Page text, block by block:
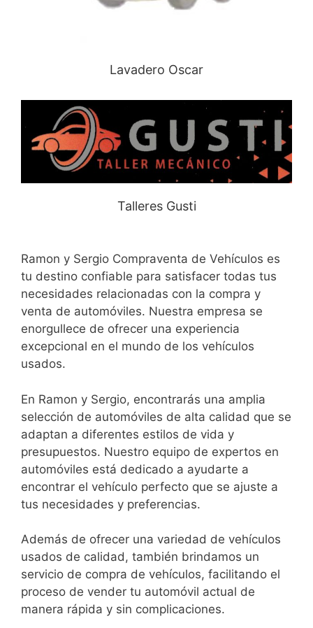
Lavadero Oscar
Talleres Gusti
Ramon y Sergio Compraventa de Vehículos es
tu destino confiable para satisfacer todas tus
necesidades relacionadas con la compra y
venta de automóviles. Nuestra empresa se
enorgullece de ofrecer una experiencia
excepcional en el mundo de los vehículos
usados.
En Ramon y Sergio, encontrarás una amplia
selección de automóviles de alta calidad que se
adaptan a diferentes estilos de vida y
presupuestos. Nuestro equipo de expertos en
automóviles está dedicado a ayudarte a
encontrar el vehículo perfecto que se ajuste a
tus necesidades y preferencias.
Además de ofrecer una variedad de vehículos
usados de calidad, también brindamos un
servicio de compra de vehículos, facilitando el
proceso de vender tu automóvil actual de
manera rápida y sin complicaciones.